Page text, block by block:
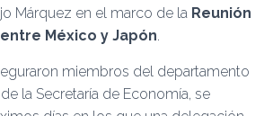
Márquez en el marco de la Reunión
México y Japón.
miembros del departamento
la Secretaría de Economía, se